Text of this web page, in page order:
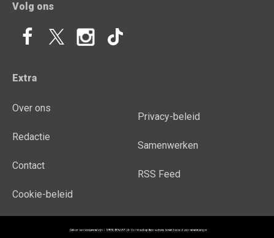
Volg ons
Extra
Over ons
Redactie
Contact
Cookie-beleid
Privacy-beleid
Samenwerken
RSS Feed